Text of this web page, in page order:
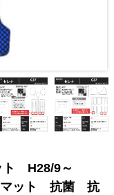
H28/9～
マット 抗菌 抗